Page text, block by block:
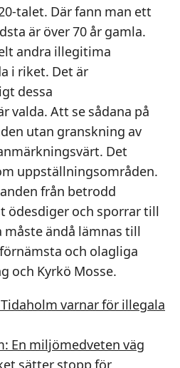
talet. Där fann man ett
är över 70 år gamla.
andra illegitima
i riket. Det är
dessa
valda. Att se sådana på
utan granskning av
Det
uppställningsområden.
från betrodd
ödesdiger och sporrar till
måste ändå lämnas till
och olagliga
och Kyrkö Mosse.
varnar för illegala
En miljömedveten väg
sätter stopp för